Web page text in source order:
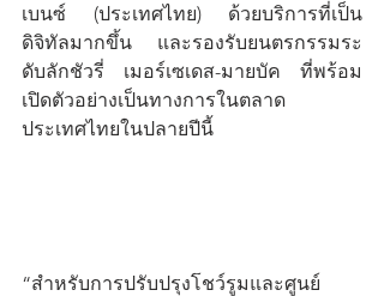
เบนซ์ (ประเทศไทย) ด้วยบริการที่เป็น
ดิจิทัลมากขึ้น และรองรับยนตรกรรมระ
ดับลักชัวรี่ เมอร์เซเดส-มายบัค ที่พร้อม
เปิดตัวอย่างเป็นทางการในตลาด
ประเทศไทยในปลายปีนี้
“สำหรับการปรับปรุงโชว์รูมและศูนย์